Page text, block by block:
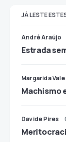
JÁ LESTE
André Araújo
Estrada
Margarida Vale
Machismo
Davide Pires